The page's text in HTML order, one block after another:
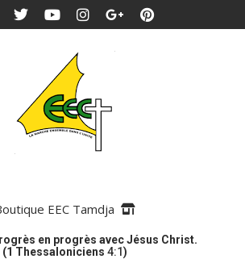
EEC Tamdja
en progrès avec Jésus Christ.
(1 Thessaloniciens 4:1)